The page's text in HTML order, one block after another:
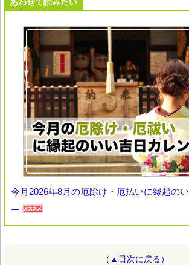
今月2026年8月の厄除け・厄払いに縁起の
ー
（▲目次に戻る）